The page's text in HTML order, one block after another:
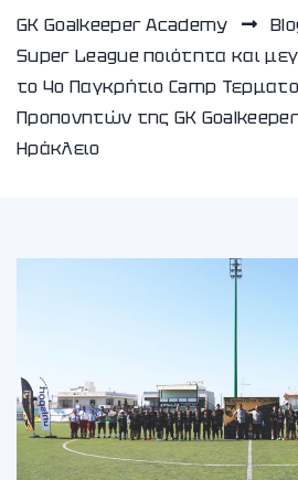
GK Goalkeeper Academy
Super League ποιότητα και
το 4ο Παγκρήτιο Camp
Προπονητών της GK
Ηράκλειο